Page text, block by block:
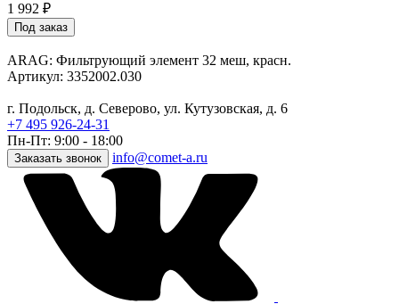
1 992 ₽
Под заказ
ARAG: Фильтрующий элемент 32 меш, красн.
Артикул: 3352002.030
г. Подольск, д. Северово, ул. Кутузовская, д. 6
+7 495 926-24-31
Пн-Пт: 9:00 - 18:00
Заказать звонок info@comet-a.ru